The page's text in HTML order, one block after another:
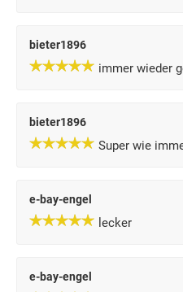
bieter1896
immer wieder
bieter1896
Super wie
e-bay-engel
lecker
e-bay-engel